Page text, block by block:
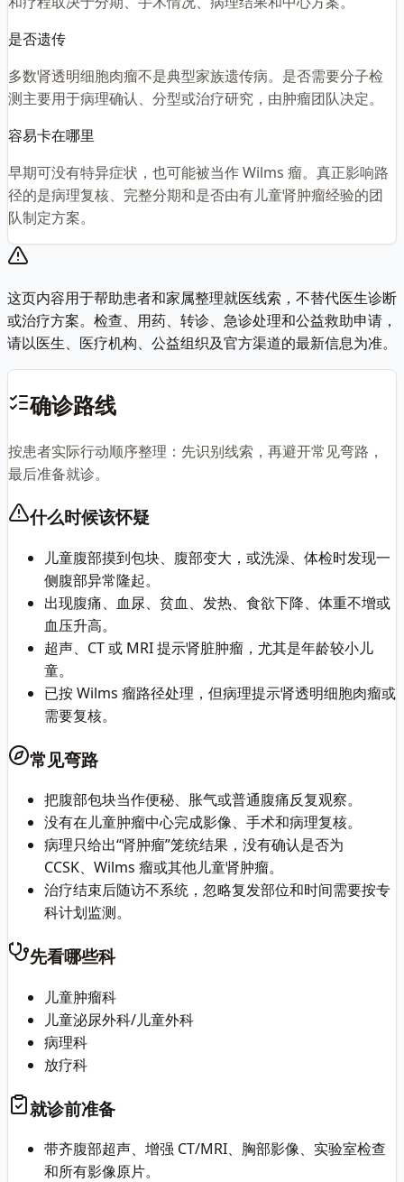
是否遗传
多数肾透明细胞肉瘤不是典型家族遗传病。是否需要分子检
测主要用于病理确认、分型或治疗研究，由肿瘤团队决定。
容易卡在哪里
早期可没有特异症状，也可能被当作 Wilms 瘤。真正影响路
径的是病理复核、完整分期和是否由有儿童肾肿瘤经验的团
队制定方案。
这页内容用于帮助患者和家属整理就医线索，不替代医生诊断
或治疗方案。检查、用药、转诊、急诊处理和公益救助申请，
请以医生、医疗机构、公益组织及官方渠道的最新信息为准。
确诊路线
按患者实际行动顺序整理：先识别线索，再避开常见弯路，
最后准备就诊。
什么时候该怀疑
儿童腹部摸到包块、腹部变大，或洗澡、体检时发现一
侧腹部异常隆起。
出现腹痛、血尿、贫血、发热、食欲下降、体重不增或
血压升高。
超声、CT 或 MRI 提示肾脏肿瘤，尤其是年龄较小儿
童。
已按 Wilms 瘤路径处理，但病理提示肾透明细胞肉瘤或
需要复核。
常见弯路
把腹部包块当作便秘、胀气或普通腹痛反复观察。
没有在儿童肿瘤中心完成影像、手术和病理复核。
病理只给出“肾肿瘤”笼统结果，没有确认是否为
CCSK、Wilms 瘤或其他儿童肾肿瘤。
治疗结束后随访不系统，忽略复发部位和时间需要按专
科计划监测。
先看哪些科
儿童肿瘤科
儿童泌尿外科/儿童外科
病理科
放疗科
就诊前准备
带齐腹部超声、增强 CT/MRI、胸部影像、实验室检查
和所有影像原片。